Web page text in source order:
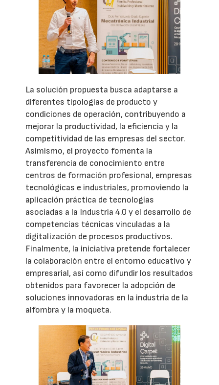
La solución propuesta busca adaptarse a
diferentes tipologías de producto y
condiciones de operación, contribuyendo a
mejorar la productividad, la eficiencia y la
competitividad de las empresas del sector.
Asimismo, el proyecto fomenta la
transferencia de conocimiento entre
centros de formación profesional, empresas
tecnológicas e industriales, promoviendo la
aplicación práctica de tecnologías
asociadas a la Industria 4.0 y el desarrollo de
competencias técnicas vinculadas a la
digitalización de procesos productivos.
Finalmente, la iniciativa pretende fortalecer
la colaboración entre el entorno educativo y
empresarial, así como difundir los resultados
obtenidos para favorecer la adopción de
soluciones innovadoras en la industria de la
alfombra y la moqueta.